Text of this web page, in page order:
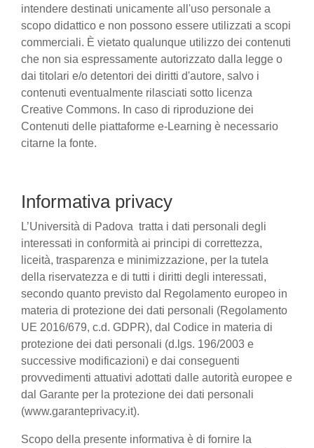
intendere destinati unicamente all'uso personale a
scopo didattico e non possono essere utilizzati a scopi
commerciali. È vietato qualunque utilizzo dei contenuti
che non sia espressamente autorizzato dalla legge o
dai titolari e/o detentori dei diritti d'autore, salvo i
contenuti eventualmente rilasciati sotto licenza
Creative Commons. In caso di riproduzione dei
Contenuti delle piattaforme e-Learning è necessario
citarne la fonte.
Informativa privacy
L’Università di Padova tratta i dati personali degli
interessati in conformità ai principi di correttezza,
liceità, trasparenza e minimizzazione, per la tutela
della riservatezza e di tutti i diritti degli interessati,
secondo quanto previsto dal Regolamento europeo in
materia di protezione dei dati personali (Regolamento
UE 2016/679, c.d. GDPR), dal Codice in materia di
protezione dei dati personali (d.lgs. 196/2003 e
successive modificazioni) e dai conseguenti
provvedimenti attuativi adottati dalle autorità europee e
dal Garante per la protezione dei dati personali
(www.garanteprivacy.it).
Scopo della presente informativa è di fornire la